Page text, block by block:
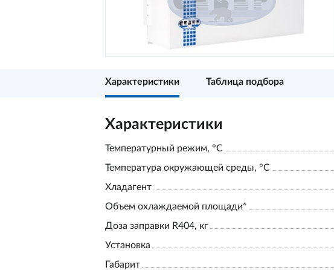
Характеристики Таблица подбора
Характеристики
Температурный режим, °С
Температура окружающей среды, °С
Хладагент
Объем охлаждаемой площади*
Доза заправки R404, кг
Установка
Габарит